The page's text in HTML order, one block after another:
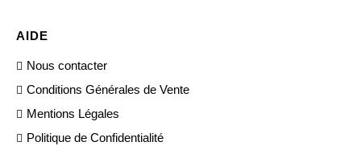
AIDE
Nous contacter
Conditions Générales de Vente
Mentions Légales
Politique de Confidentialité